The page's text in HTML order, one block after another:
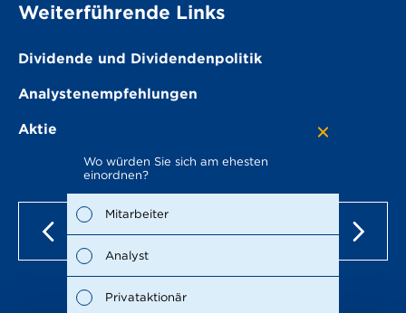
Weiterführende Links
Dividende und Dividendenpolitik
Analysten­empfehlungen
Aktie
Wo würden Sie sich am ehesten
einordnen?
Mitarbeiter
Analyst
Privataktionär